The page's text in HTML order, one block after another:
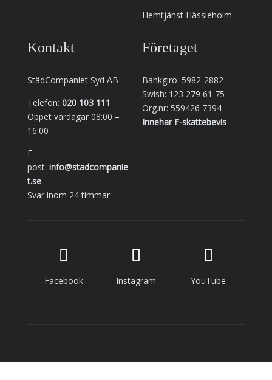
Hemtjänst Hässleholm
Kontakt
StädCompaniet Syd AB
Telefon: 020 103 111
Öppet vardagar 08:00 –
16:00
E-
post: info@stadcompanie
t.se
Svar inom 24 timmar
Företaget
Bankgiro: 5982-2882
Swish: 123 279 61 75
Org.nr: 559426 7394
Innehar F-skattebevis
Facebook Instagram YouTube
Copyright © 2014 - 2023 | alla rättigheter reserverade